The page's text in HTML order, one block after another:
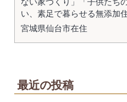
ない家づくり」「子供たち
い、素足で暮らせる無添加
宮城県仙台市在住
最近の投稿